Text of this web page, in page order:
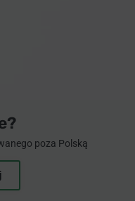
poza Polską